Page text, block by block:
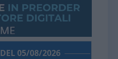
05/08/2026